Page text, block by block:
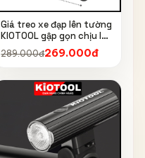
Giá treo xe đạp lên tường
KIOTOOL gập gọn chịu lực
cao kèm móc treo mũ bảo
hiểm
289.000đ269.000đ